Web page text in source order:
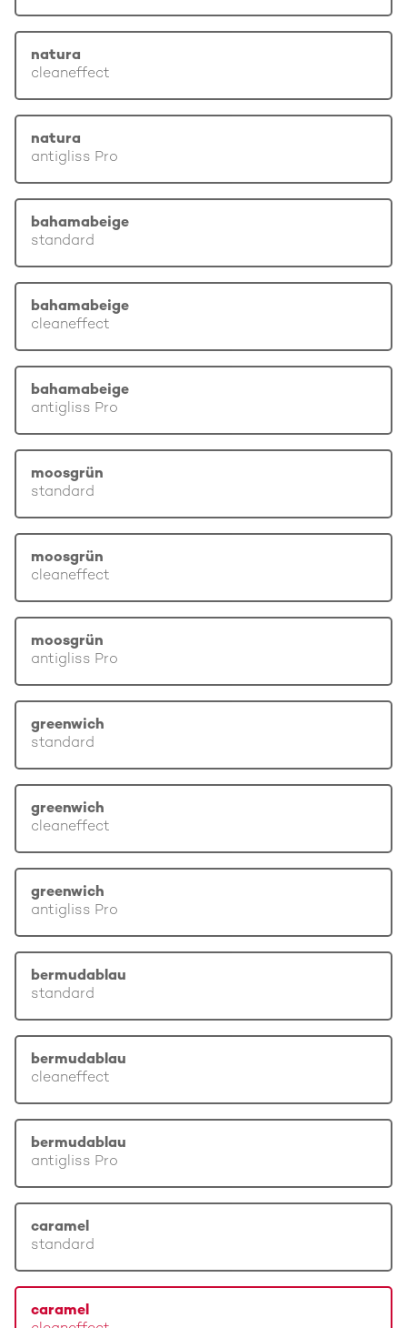
natura
cleaneffect
natura
antigliss Pro
bahamabeige
standard
bahamabeige
cleaneffect
bahamabeige
antigliss Pro
moosgrün
standard
moosgrün
cleaneffect
moosgrün
antigliss Pro
greenwich
standard
greenwich
cleaneffect
greenwich
antigliss Pro
bermudablau
standard
bermudablau
cleaneffect
bermudablau
antigliss Pro
caramel
standard
caramel